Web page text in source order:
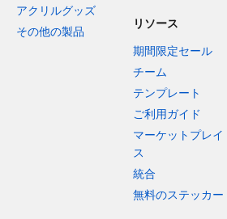
アクリルグッズ
その他の製品
リソース
期間限定セール
チーム
テンプレート
ご利用ガイド
マーケットプレイ
ス
統合
無料のステッカー